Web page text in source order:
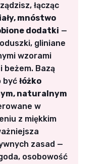
łącząc
mnóstwo
dodatki —
gliniane
wzorami
beżem. Bazą
być łóżko
naturalnym
w
z miękkim
zasad —
osobowość